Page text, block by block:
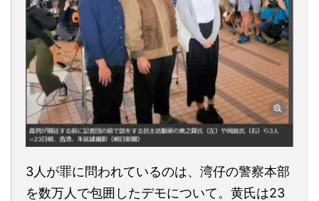
3人が罪に問われているのは、湾仔の警察本部
を数万人で包囲したデモについて。黄氏は23